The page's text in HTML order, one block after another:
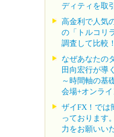
ディティを取
高金利で人気
の「トルコリ
調査して比較！
なぜあなたの
田向宏行が導
～時間軸の基
会場+オンライ
ザイFX！では
っております
力をお願いい